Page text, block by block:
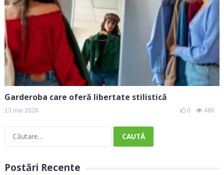
Garderoba care oferă libertate stilistică
13 mai 2026 0 486
Caută
Postări Recente